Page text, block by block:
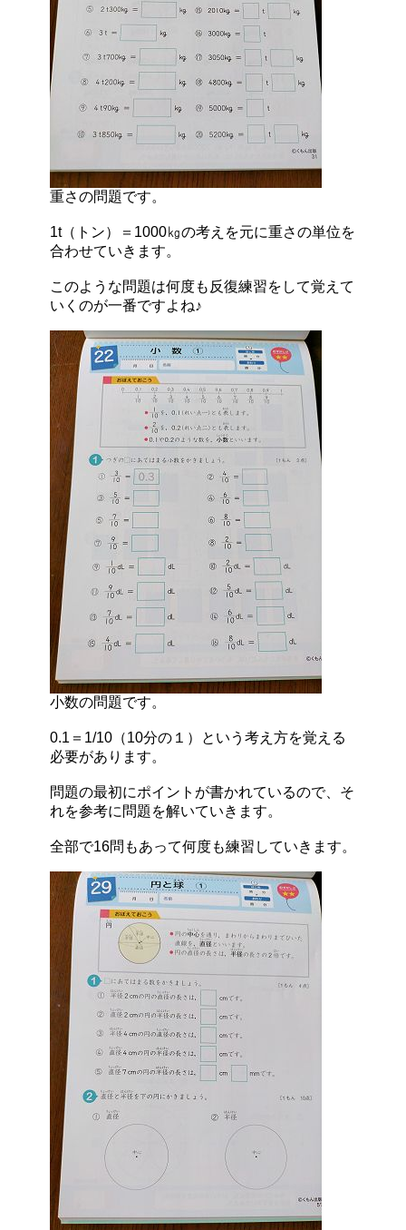
重さの問題です。
1t（トン）＝1000㎏の考えを元に重さの単位を
合わせていきます。
このような問題は何度も反復練習をして覚えて
いくのが一番ですよね♪
小数の問題です。
0.1＝1/10（10分の１）という考え方を覚える
必要があります。
問題の最初にポイントが書かれているので、そ
れを参考に問題を解いていきます。
全部で16問もあって何度も練習していきます。